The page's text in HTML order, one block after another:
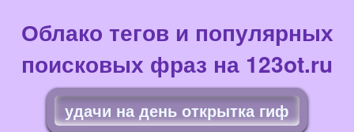
Облако тегов и популярных
поисковых фраз на 123ot.ru
удачи на день открытка гиф